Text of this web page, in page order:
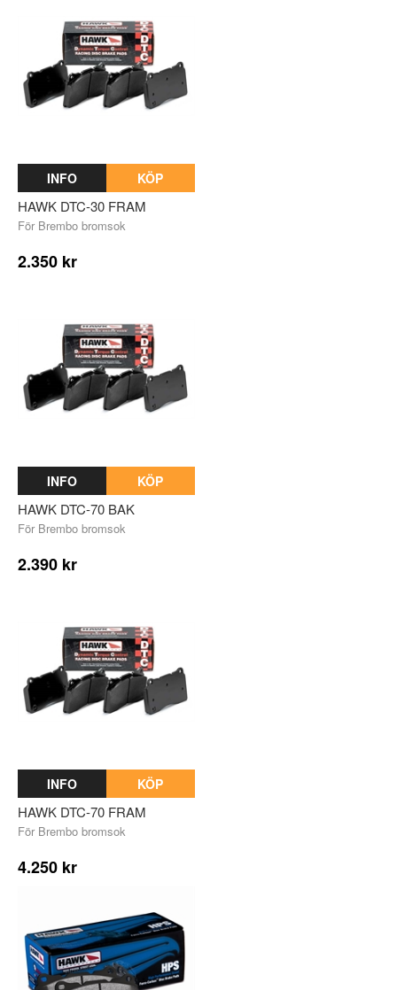
INFO KÖP
HAWK DTC-30 FRAM
För Brembo bromsok
2.350 kr
INFO KÖP
HAWK DTC-70 BAK
För Brembo bromsok
2.390 kr
INFO KÖP
HAWK DTC-70 FRAM
För Brembo bromsok
4.250 kr